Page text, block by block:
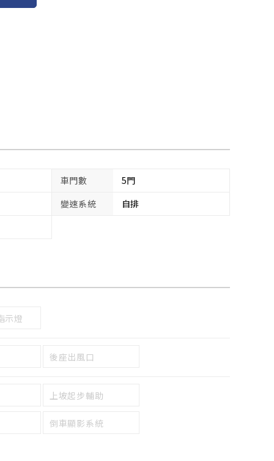
車門數
5門
變速系統
自排
示燈
後座出風口
上坡起步輔助
倒車顯影系統